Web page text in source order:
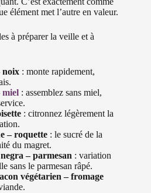
élément met l’autre en valeur.
à préparer la veille et à
noix : monte rapidement,
miel : assemblez sans miel,
: citronnez légèrement la
– roquette : le sucré de la
du magret.
– parmesan : variation
sans le parmesan râpé.
végétarien – fromage